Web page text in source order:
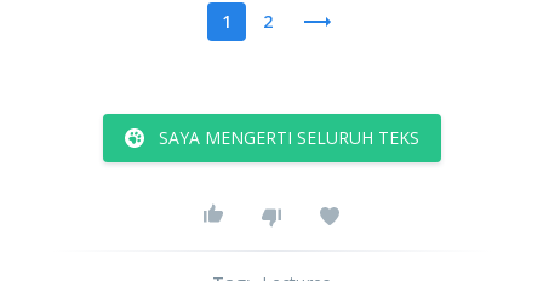
1 2
SAYA MENGERTI SELURUH TEKS